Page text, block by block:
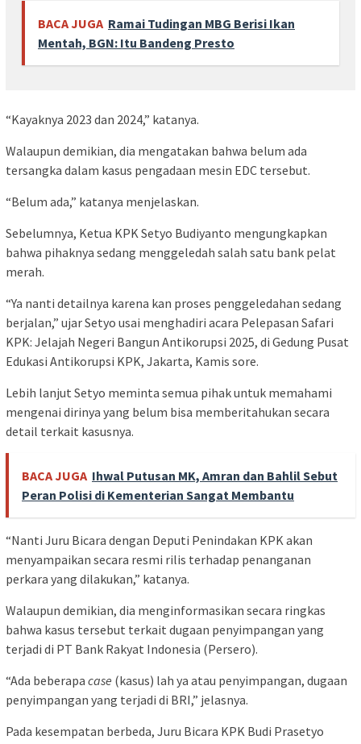
BACA JUGA Ramai Tudingan MBG Berisi Ikan
Mentah, BGN: Itu Bandeng Presto
“Kayaknya 2023 dan 2024,” katanya.
Walaupun demikian, dia mengatakan bahwa belum ada
tersangka dalam kasus pengadaan mesin EDC tersebut.
“Belum ada,” katanya menjelaskan.
Sebelumnya, Ketua KPK Setyo Budiyanto mengungkapkan
bahwa pihaknya sedang menggeledah salah satu bank pelat
merah.
“Ya nanti detailnya karena kan proses penggeledahan sedang
berjalan,” ujar Setyo usai menghadiri acara Pelepasan Safari
KPK: Jelajah Negeri Bangun Antikorupsi 2025, di Gedung Pusat
Edukasi Antikorupsi KPK, Jakarta, Kamis sore.
Lebih lanjut Setyo meminta semua pihak untuk memahami
mengenai dirinya yang belum bisa memberitahukan secara
detail terkait kasusnya.
BACA JUGA Ihwal Putusan MK, Amran dan Bahlil Sebut
Peran Polisi di Kementerian Sangat Membantu
“Nanti Juru Bicara dengan Deputi Penindakan KPK akan
menyampaikan secara resmi rilis terhadap penanganan
perkara yang dilakukan,” katanya.
Walaupun demikian, dia menginformasikan secara ringkas
bahwa kasus tersebut terkait dugaan penyimpangan yang
terjadi di PT Bank Rakyat Indonesia (Persero).
“Ada beberapa case (kasus) lah ya atau penyimpangan, dugaan
penyimpangan yang terjadi di BRI,” jelasnya.
Pada kesempatan berbeda, Juru Bicara KPK Budi Prasetyo